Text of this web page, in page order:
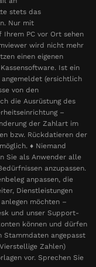
stets das
Nur mit
Ihrem PC vor Ort sehen
wird nicht mehr
einen eigenen
Ist ein
(ersichtlich
von den
die Ausrüstung des
–
der Zahlart im
bzw. Rückdatieren der
♦ Niemand
Sie als Anwender alle
anzupassen.
anpassen, die
Dienstleistungen
möchten –
und unser Support-
können und dürfen
Stammdaten angepasst
Zahlen)
vor. Sprechen Sie